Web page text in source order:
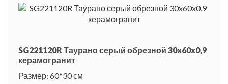
SG221120R Таурано серый обрезной 30x60x0,9
керамогранит
Размер: 60*30 см